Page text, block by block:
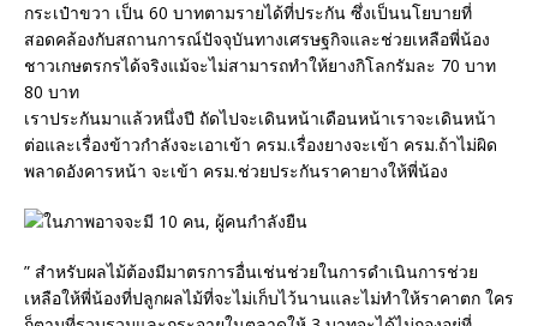
กระเป๋าขวา เป็น 60 บาทตามรายได้ที่ประกัน ซึ่งเป็นนโยบายที่
สอดคล้องกับสถานการณ์ปัจจุบันทางเศรษฐกิจและช่วยเหลือพี่น้อง
ชาวเกษตรกรได้จริงแม้จะไม่สามารถทำให้ยางกิโลกรัมละ 70 บาท
80 บาท
เราประกันมาแล้วหนึ่งปี ถัดไปจะเดินหน้าเดือนหน้าเราจะเดินหน้า
ต่อและเรื่องข้าวกำลังจะเอาเข้า ครม.เรื่องยางจะเข้า ครม.ถ้าไม่ผิด
พลาดอังคารหน้า จะเข้า ครม.ช่วยประกันราคายางให้พี่น้อง
” สำหรับผลไม้ต้องมีมาตรการอื่นเช่นช่วยในการดำเนินการช่วย
เหลือให้พี่น้องที่ปลูกผลไม้ที่จะไม่เก็บไว้นานและไม่ทำให้ราคาตก ใคร